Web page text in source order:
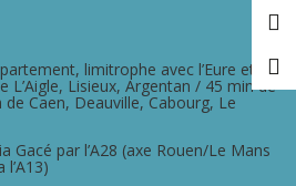
limitrophe avec l’Eure et le
L’Aigle, Lisieux, Argentan / 45 min de
de Caen, Deauville, Cabourg, Le
ia Gacé par l’A28 (axe Rouen/Le Mans